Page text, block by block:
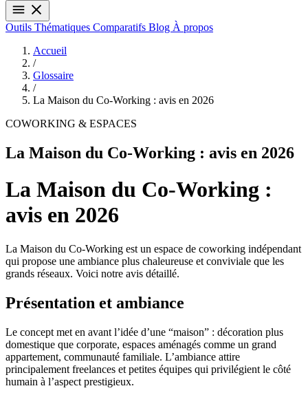
Outils Thématiques Comparatifs Blog À propos
Accueil
/
Glossaire
/
La Maison du Co-Working : avis en 2026
COWORKING & ESPACES
La Maison du Co-Working : avis en 2026
La Maison du Co-Working :
avis en 2026
La Maison du Co-Working est un espace de coworking indépendant
qui propose une ambiance plus chaleureuse et conviviale que les
grands réseaux. Voici notre avis détaillé.
Présentation et ambiance
Le concept met en avant l’idée d’une “maison” : décoration plus
domestique que corporate, espaces aménagés comme un grand
appartement, communauté familiale. L’ambiance attire
principalement freelances et petites équipes qui privilégient le côté
humain à l’aspect prestigieux.